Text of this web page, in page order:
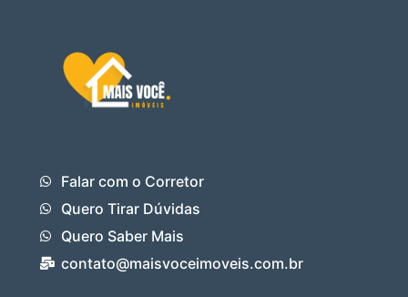
Falar com o Corretor
Quero Tirar Dúvidas
Quero Saber Mais
contato@maisvoceimoveis.com.br